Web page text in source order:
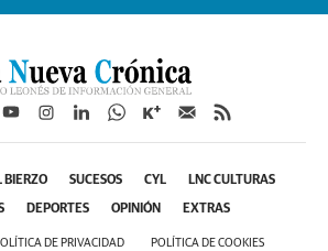
BIERZO SUCESOS CYL LNC CULTURAS
DEPORTES OPINIÓN EXTRAS
DE PRIVACIDAD POLÍTICA DE COOKIES